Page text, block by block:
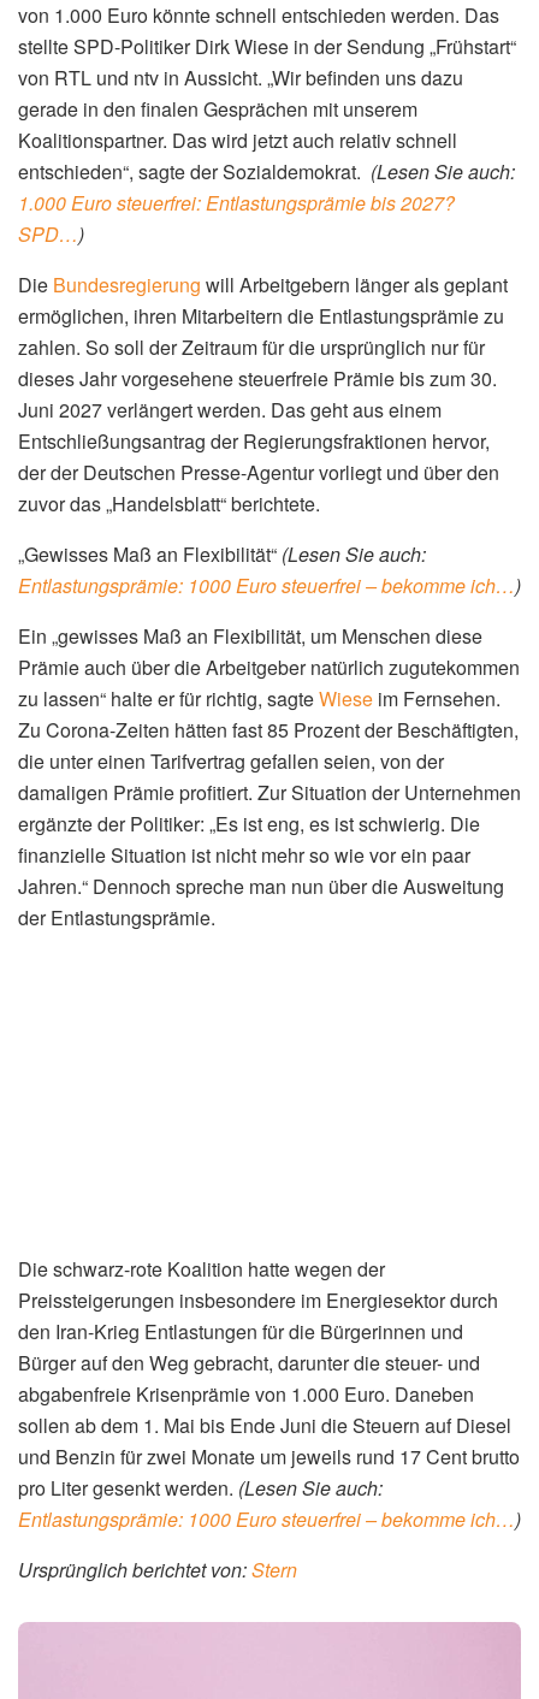
von 1.000 Euro könnte schnell entschieden werden. Das
stellte SPD-Politiker Dirk Wiese in der Sendung „Frühstart“
von RTL und ntv in Aussicht. „Wir befinden uns dazu
gerade in den finalen Gesprächen mit unserem
Koalitionspartner. Das wird jetzt auch relativ schnell
entschieden“, sagte der Sozialdemokrat. (Lesen Sie auch:
1.000 Euro steuerfrei: Entlastungsprämie bis 2027?
SPD…)
Die Bundesregierung will Arbeitgebern länger als geplant
ermöglichen, ihren Mitarbeitern die Entlastungsprämie zu
zahlen. So soll der Zeitraum für die ursprünglich nur für
dieses Jahr vorgesehene steuerfreie Prämie bis zum 30.
Juni 2027 verlängert werden. Das geht aus einem
Entschließungsantrag der Regierungsfraktionen hervor,
der der Deutschen Presse-Agentur vorliegt und über den
zuvor das „Handelsblatt“ berichtete.
„Gewisses Maß an Flexibilität“ (Lesen Sie auch:
Entlastungsprämie: 1000 Euro steuerfrei – bekomme ich…)
Ein „gewisses Maß an Flexibilität, um Menschen diese
Prämie auch über die Arbeitgeber natürlich zugutekommen
zu lassen“ halte er für richtig, sagteWiese im Fernsehen.
Zu Corona-Zeiten hätten fast 85 Prozent der Beschäftigten,
die unter einen Tarifvertrag gefallen seien, von der
damaligen Prämie profitiert. Zur Situation der Unternehmen
ergänzte der Politiker: „Es ist eng, es ist schwierig. Die
finanzielle Situation ist nicht mehr so wie vor ein paar
Jahren.“ Dennoch spreche man nun über die Ausweitung
der Entlastungsprämie.
Die schwarz-rote Koalition hatte wegen der
Preissteigerungen insbesondere im Energiesektor durch
den Iran-Krieg Entlastungen für die Bürgerinnen und
Bürger auf den Weg gebracht, darunter die steuer- und
abgabenfreie Krisenprämie von 1.000 Euro. Daneben
sollen ab dem 1. Mai bis Ende Juni die Steuern auf Diesel
und Benzin für zwei Monate um jeweils rund 17 Cent brutto
pro Liter gesenkt werden. (Lesen Sie auch:
Entlastungsprämie: 1000 Euro steuerfrei – bekomme ich…)
Ursprünglich berichtet von:Stern